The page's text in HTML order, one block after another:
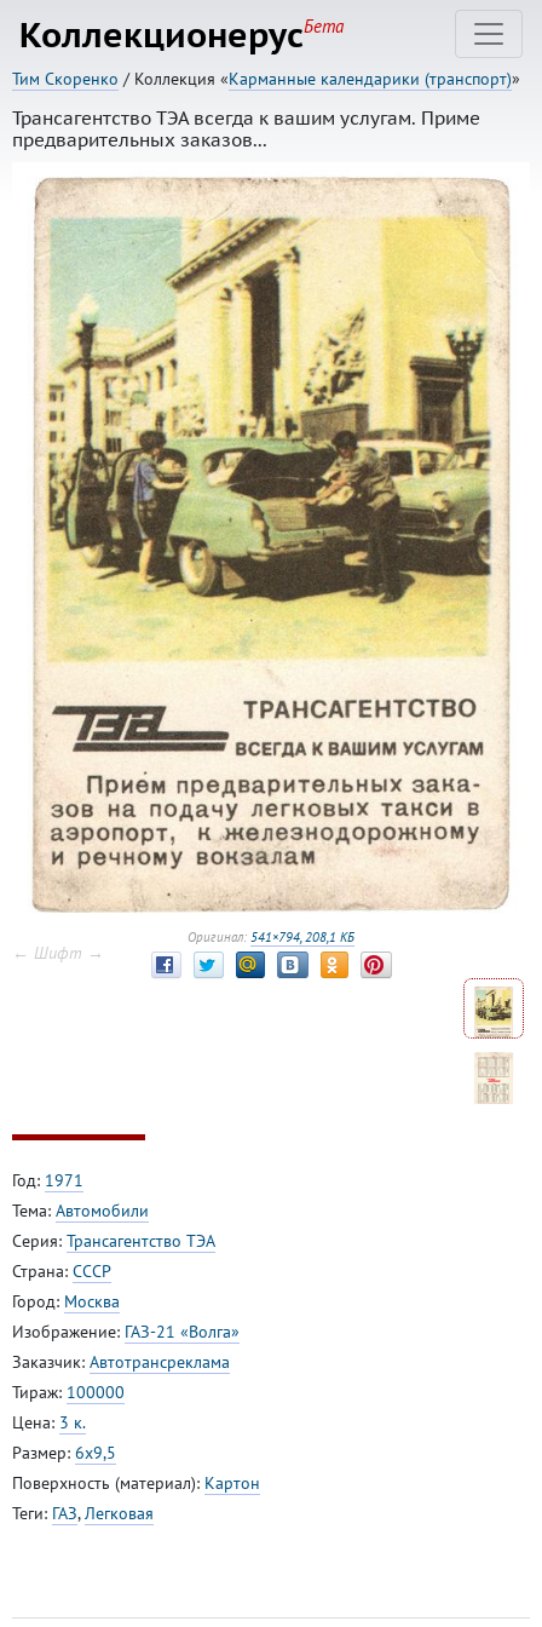
КоллекционерусБета
Тим Скоренко / Коллекция «Карманные календарики (транспорт)»
Трансагентство ТЭА всегда к вашим услугам. Приме
предварительных заказов...
Оригинал: 541×794, 208,1 КБ
← Шифт →
Год: 1971
Тема: Автомобили
Серия: Трансагентство ТЭА
Страна: СССР
Город: Москва
Изображение: ГАЗ-21 «Волга»
Заказчик: Автотрансреклама
Тираж: 100000
Цена: 3 к.
Размер: 6x9,5
Поверхность (материал): Картон
Теги: ГАЗ,Легковая